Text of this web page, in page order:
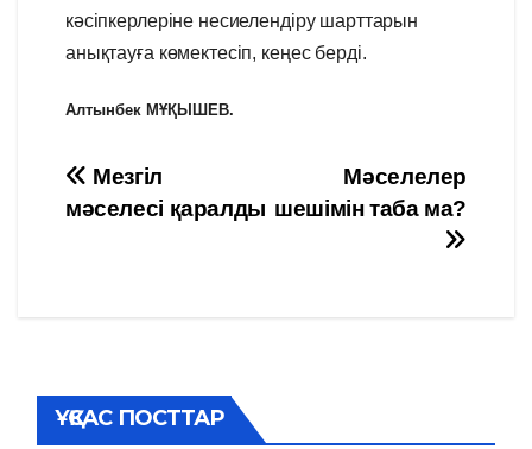
кәсіпкерлеріне несиелендіру шарттарын
анықтауға көмектесіп, кеңес берді.
Алтынбек МҰҚЫШЕВ.
Навигация
Мәселелер
шешімін таба ма?
Мезгіл
мәселесі қаралды
ҰҚСАС ПОСТТАР